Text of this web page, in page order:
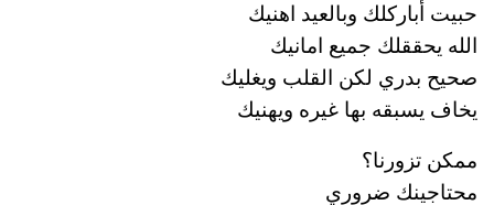
حبيت أباركلك وبالعيد اهنيك
الله يحققلك جميع امانيك
صحيح بدري لكن القلب ويغليك
يخاف يسبقه بها غيره ويهنيك
ممكن تزورنا؟
محتاجينك ضروري